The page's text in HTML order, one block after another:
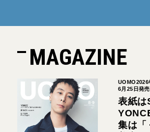
MAGAZINE
UOMO2026
6月25日発売
表紙
集は「